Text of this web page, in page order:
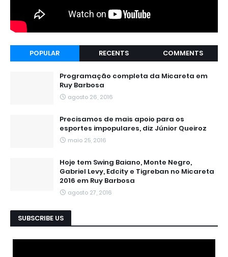
POPULAR RECENTS COMMENTS
Programação completa da Micareta em
Ruy Barbosa
agosto 26, 2016
Precisamos de mais apoio para os
esportes impopulares, diz Júnior Queiroz
maio 25, 2016
Hoje tem Swing Baiano, Monte Negro,
Gabriel Levy, Edcity e Tigreban no Micareta
2016 em Ruy Barbosa
agosto 27, 2016
SUBSCRIBE US